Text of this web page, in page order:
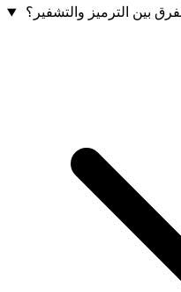
بين الترميز والتشفير؟